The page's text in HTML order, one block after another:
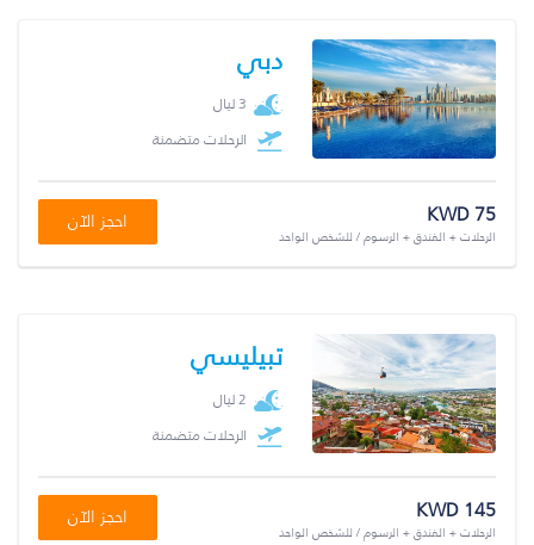
دبي
3 ليال
الرحلات متضمنة
KWD 75
الرحلات + الفندق + الرسوم / للشخص الواحد
احجز الآن
تبيليسي
2 ليال
الرحلات متضمنة
KWD 145
الرحلات + الفندق + الرسوم / للشخص الواحد
احجز الآن